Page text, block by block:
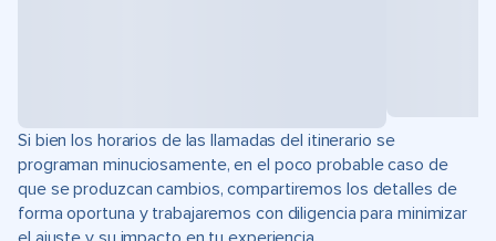
Si bien los horarios de las llamadas del itinerario se
programan minuciosamente, en el poco probable caso de
que se produzcan cambios, compartiremos los detalles de
forma oportuna y trabajaremos con diligencia para minimizar